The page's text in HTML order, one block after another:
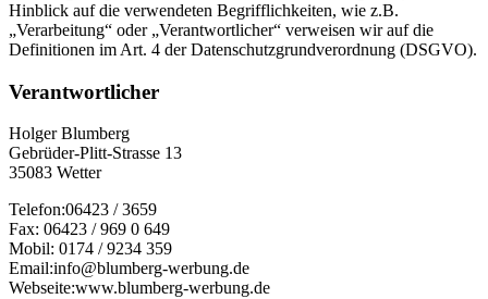
Hinblick auf die verwendeten Begrifflichkeiten, wie z.B.
„Verarbeitung“ oder „Verantwortlicher“ verweisen wir auf die
Definitionen im Art. 4 der Datenschutzgrundverordnung (DSGVO).
Verantwortlicher
Holger Blumberg
Gebrüder-Plitt-Strasse 13
35083 Wetter
Telefon:06423 / 3659
Fax: 06423 / 969 0 649
Mobil: 0174 / 9234 359
Email:info@blumberg-werbung.de
Webseite:www.blumberg-werbung.de